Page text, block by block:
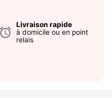
alarm
Livraison rapide
à domicile ou en point
relais